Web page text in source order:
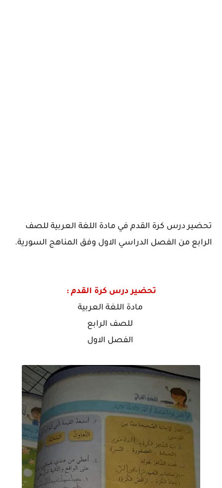
تحضير درس كرة القدم في مادة اللغة العربية للصف
الرابع من الفصل الدراسي الاول وفق المناهج السورية.
تحضير درس كرة القدم :
مادة اللغة العربية
للصف الرابع
الفصل الاول